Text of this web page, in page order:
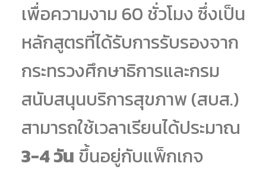
เพื่อความงาม 60 ชั่วโมง ซึ่งเป็น
หลักสูตรที่ได้รับการรับรองจาก
กระทรวงศึกษาธิการและกรม
สนับสนุนบริการสุขภาพ (สบส.)
สามารถใช้เวลาเรียนได้ประมาณ
3-4 วัน ขึ้นอยู่กับแพ็กเกจ